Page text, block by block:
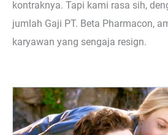
kontraknya. Tapi kami rasa sih,
jumlah Gaji PT. Beta Pharmacon,
karyawan yang sengaja resign.